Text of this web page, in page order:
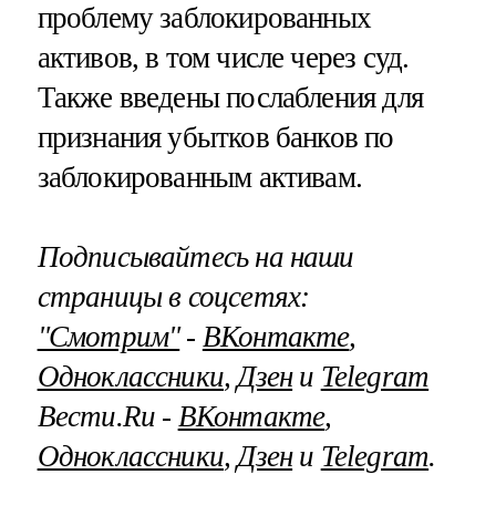
проблему заблокированных
активов, в том числе через суд.
Также введены послабления для
признания убытков банков по
заблокированным активам.
Подписывайтесь на наши
страницы в соцсетях:
"Смотрим"‐ ВКонтакте,
Одноклассники, Дзени Telegram
Вести.Ru ‐ ВКонтакте,
Одноклассники, Дзени Telegram.